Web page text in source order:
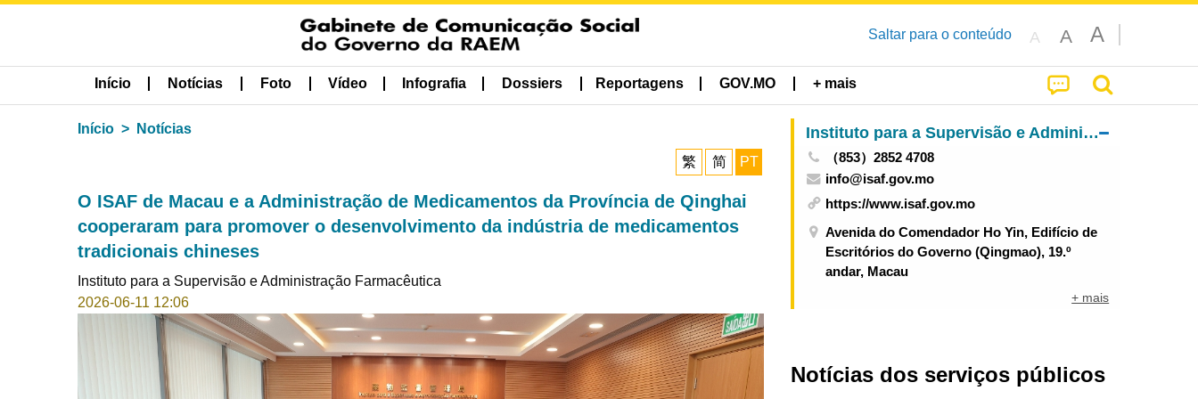
Saltar para o conteúdo A A A
Início Notícias Foto Vídeo Infografia Dossiers Reportagens GOV.MO + mais
Início Notícias
繁 简 PT
O ISAF de Macau e a Administração de Medicamentos da Província de Qinghai
cooperaram para promover o desenvolvimento da indústria de medicamentos
tradicionais chineses
Instituto para a Supervisão e Administração Farmacêutica
2026-06-11 12:06
Instituto para a Supervisão e Administração Farmacêutica
（853）2852 4708
info@isaf.gov.mo
https://www.isaf.gov.mo
Avenida do Comendador Ho Yin, Edifício de
Escritórios do Governo (Qingmao), 19.º
andar, Macau
+ mais
Notícias dos serviços públicos